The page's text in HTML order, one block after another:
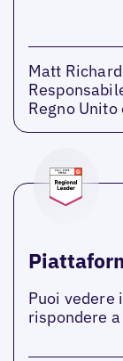
Matt
Regno
Puoi vedere
rispondere